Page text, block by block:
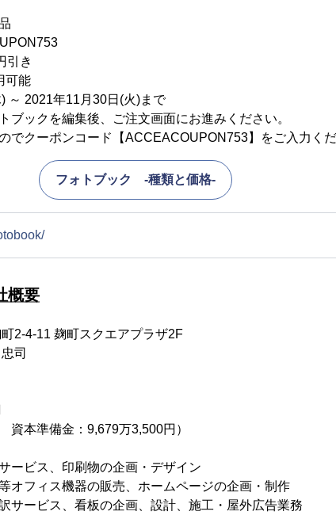
引き
可能
～ 2021年11月30日(火)まで
ブックを編集後、ご注文画面にお進みください。
でクーポンコード【ACCEACOUPON753】をご入力くだ
フォトブック -種類と価格-
概要
2-4-11 麹町スクエアプラザ2F
司
資本準備金：9,679万3,500円）
ービス、印刷物の企画・デザイン
オフィス機器の販売、ホームページの企画・制作
サービス、看板の企画、設計、施工・屋外広告業務